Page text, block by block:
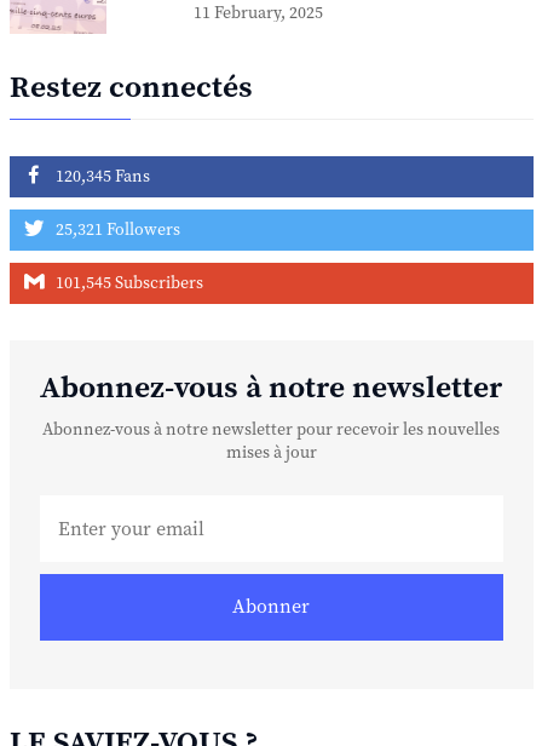
11 February, 2025
Restez connectés
120,345 Fans
25,321 Followers
101,545 Subscribers
Abonnez-vous à notre newsletter
Abonnez-vous à notre newsletter pour recevoir les nouvelles
mises à jour
Abonner